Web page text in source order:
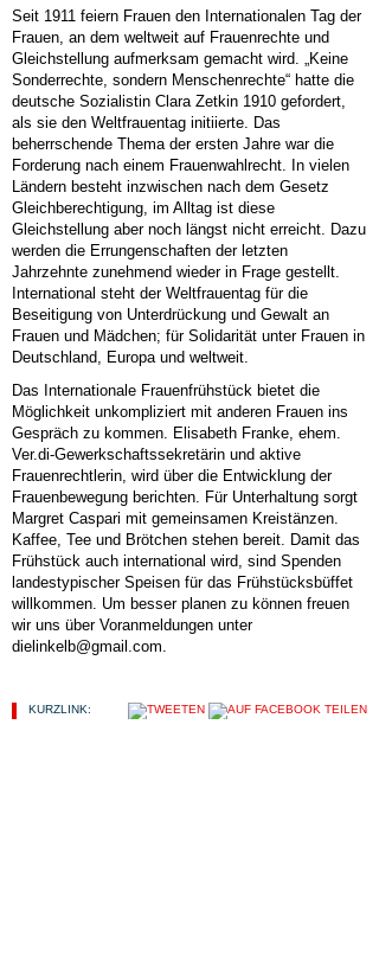
Seit 1911 feiern Frauen den Internationalen Tag der
Frauen, an dem weltweit auf Frauenrechte und
Gleichstellung aufmerksam gemacht wird. „Keine
Sonderrechte, sondern Menschenrechte“ hatte die
deutsche Sozialistin Clara Zetkin 1910 gefordert,
als sie den Weltfrauentag initiierte. Das
beherrschende Thema der ersten Jahre war die
Forderung nach einem Frauenwahlrecht. In vielen
Ländern besteht inzwischen nach dem Gesetz
Gleichberechtigung, im Alltag ist diese
Gleichstellung aber noch längst nicht erreicht. Dazu
werden die Errungenschaften der letzten
Jahrzehnte zunehmend wieder in Frage gestellt.
International steht der Weltfrauentag für die
Beseitigung von Unterdrückung und Gewalt an
Frauen und Mädchen; für Solidarität unter Frauen in
Deutschland, Europa und weltweit.
Das Internationale Frauenfrühstück bietet die
Möglichkeit unkompliziert mit anderen Frauen ins
Gespräch zu kommen. Elisabeth Franke, ehem.
Ver.di-Gewerkschaftssekretärin und aktive
Frauenrechtlerin, wird über die Entwicklung der
Frauenbewegung berichten. Für Unterhaltung sorgt
Margret Caspari mit gemeinsamen Kreistänzen.
Kaffee, Tee und Brötchen stehen bereit. Damit das
Frühstück auch international wird, sind Spenden
landestypischer Speisen für das Frühstücksbüffet
willkommen. Um besser planen zu können freuen
wir uns über Voranmeldungen unter
dielinkelb@gmail.com.
KURZLINK: